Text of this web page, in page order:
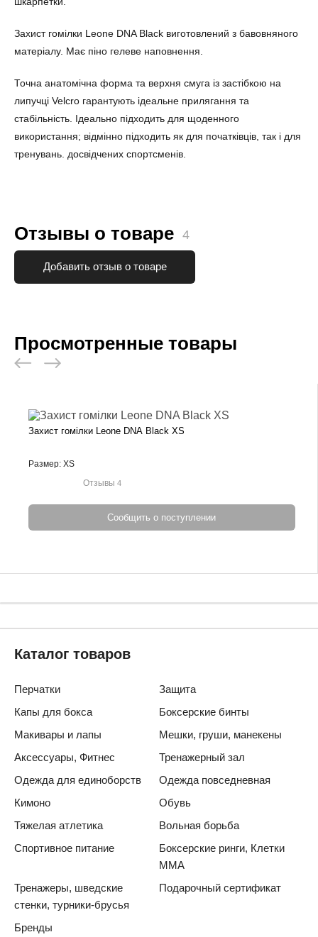
Захист гомілки Leone DNA Black виготовлений з бавовняного
матеріалу. Має піно гелеве наповнення.
Точна анатомічна форма та верхня смуга із застібкою на
липучці Velcro гарантують ідеальне прилягання та
стабільність. Ідеально підходить для щоденного
використання; відмінно підходить як для початківців, так і для
тренувань. досвідчених спортсменів.
Отзывы о товаре 4
Добавить отзыв о товаре
Просмотренные товары
Захист гомілки Leone DNA Black XS
Размер: XS
Отзывы4
Сообщить о поступлении
Каталог товаров
Перчатки
Защита
Капы для бокса
Боксерские бинты
Макивары и лапы
Мешки, груши, манекены
Аксессуары, Фитнес
Тренажерный зал
Одежда для единоборств
Одежда повседневная
Кимоно
Обувь
Тяжелая атлетика
Вольная борьба
Спортивное питание
Боксерские ринги, Клетки
ММА
Тренажеры, шведские
стенки, турники-брусья
Подарочный сертификат
Бренды